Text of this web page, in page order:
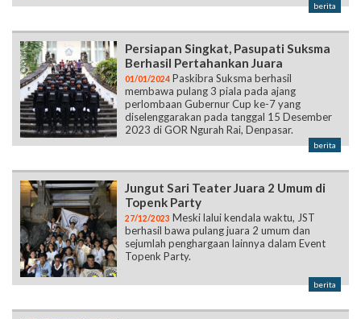
berita
Persiapan Singkat, Pasupati Suksma
Berhasil Pertahankan Juara
01/01/2024 Paskibra Suksma berhasil
membawa pulang 3 piala pada ajang
perlombaan Gubernur Cup ke-7 yang
diselenggarakan pada tanggal 15 Desember
2023 di GOR Ngurah Rai, Denpasar.
berita
Jungut Sari Teater Juara 2 Umum di
Topenk Party
27/12/2023 Meski lalui kendala waktu, JST
berhasil bawa pulang juara 2 umum dan
sejumlah penghargaan lainnya dalam Event
Topenk Party.
berita